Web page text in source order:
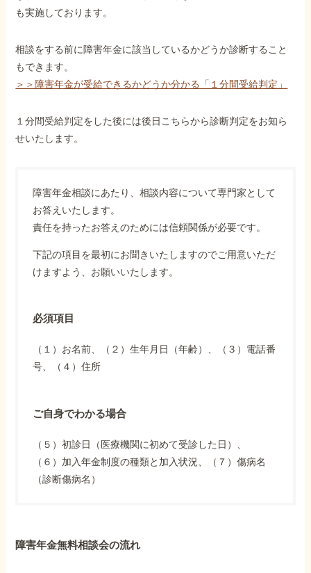
も実施しております。
相談をする前に障害年金に該当しているかどうか診断すること
もできます。
＞＞障害年金が受給できるかどうか分かる「１分間受給判定」
１分間受給判定をした後には後日こちらから診断判定をお知ら
せいたします。
障害年金相談にあたり、相談内容について専門家として
お答えいたします。
責任を持ったお答えのためには信頼関係が必要です。
下記の項目を最初にお聞きいたしますのでご用意いただ
けますよう、お願いいたします。
必須項目
（１）お名前、（２）生年月日（年齢）、（３）電話番
号、（４）住所
ご自身でわかる場合
（５）初診日（医療機関に初めて受診した日）、
（６）加入年金制度の種類と加入状況、（７）傷病名
（診断傷病名）
障害年金無料相談会の流れ